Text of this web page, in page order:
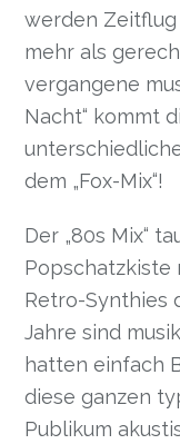
werden Zeitflug
mehr als
vergangene
Nacht“ kommt
dem „Fox-Mix“!
Der „80s Mix“
Popschatzkiste
Retro-Synthies
Jahre sind
hatten einfach
diese ganzen
Publikum